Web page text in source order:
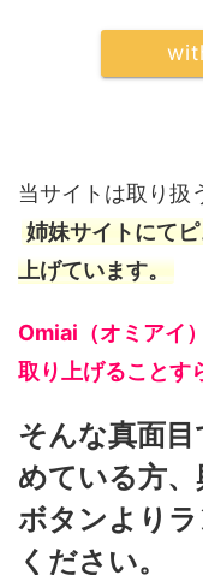
当サイトは取り扱
姉妹サイトにて
上げています。
Omiai（オミアイ
取り上げることす
そんな真面
めている方
ボタンより
ください。